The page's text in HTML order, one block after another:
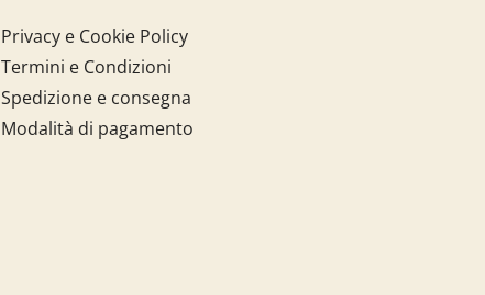
Privacy e Cookie Policy
Termini e Condizioni
Spedizione e consegna
Modalità di pagamento